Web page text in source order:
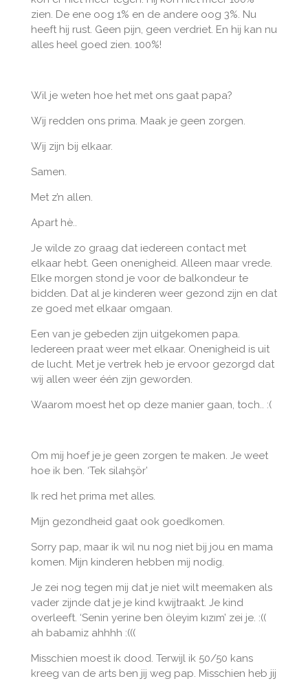
zien. De ene oog 1% en de andere oog 3%. Nu
heeft hij rust. Geen pijn, geen verdriet. En hij kan nu
alles heel goed zien. 100%!
Wil je weten hoe het met ons gaat papa?
Wij redden ons prima. Maak je geen zorgen.
Wij zijn bij elkaar.
Samen.
Met z’n allen.
Apart hè..
Je wilde zo graag dat iedereen contact met
elkaar hebt. Geen onenigheid. Alleen maar vrede.
Elke morgen stond je voor de balkondeur te
bidden. Dat al je kinderen weer gezond zijn en dat
ze goed met elkaar omgaan.
Een van je gebeden zijn uitgekomen papa.
Iedereen praat weer met elkaar. Onenigheid is uit
de lucht. Met je vertrek heb je ervoor gezorgd dat
wij allen weer één zijn geworden.
Waarom moest het op deze manier gaan, toch.. :(
Om mij hoef je je geen zorgen te maken. Je weet
hoe ik ben. ‘Tek silahşör’
Ik red het prima met alles.
Mijn gezondheid gaat ook goedkomen.
Sorry pap, maar ik wil nu nog niet bij jou en mama
komen. Mijn kinderen hebben mij nodig.
Je zei nog tegen mij dat je niet wilt meemaken als
vader zijnde dat je je kind kwijtraakt. Je kind
overleeft. ‘Senin yerine ben öleyim kızım’ zei je. :((
ah babamiz ahhhh :(((
Misschien moest ik dood. Terwijl ik 50/50 kans
kreeg van de arts ben jij weg pap. Misschien heb jij